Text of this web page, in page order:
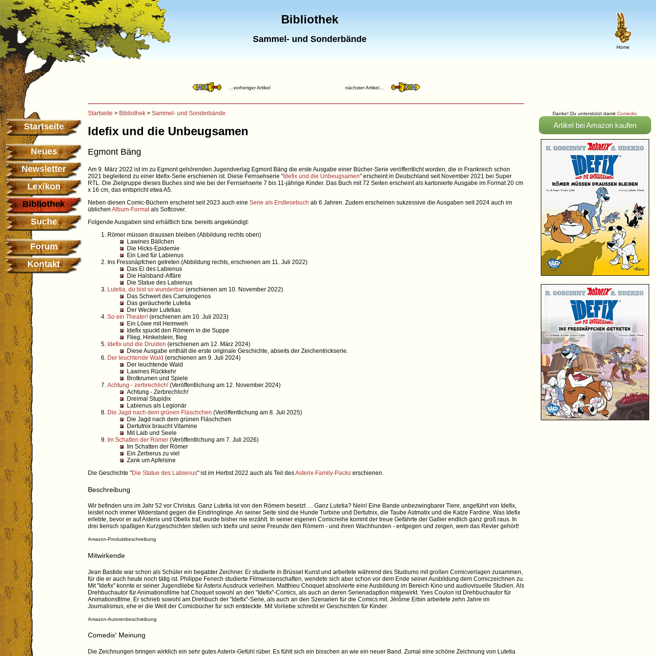
Home
Bibliothek
Sammel- und Sonderbände
Startseite
Neues
Newsletter
Lexikon
Bibliothek
Suche
Forum
Kontakt
...vorheriger Artikel nächster Artikel...
Startseite > Bibliothek > Sammel- und Sonderbände
Idefix und die Unbeugsamen
Egmont Bäng
Am 9. März 2022 ist im zu Egmont gehörenden Jugendverlag Egmont Bäng die erste Ausgabe einer Bücher-Serie veröffentlicht worden, die in Frankreich schon
2021 begleitend zu einer Idefix-Serie erschienen ist. Diese Fernsehserie " Idefix und die Unbeugsamen" erscheint in Deutschland seit November 2021 bei Super
RTL. Die Zielgruppe dieses Buches sind wie bei der Fernsehserie 7 bis 11-jährige Kinder. Das Buch mit 72 Seiten erscheint als kartonierte Ausgabe im Format 20 cm
x 16 cm, das entspricht etwa A5.
Neben diesen Comic-Büchern erscheint seit 2023 auch eine Serie als Erstlesebuch ab 6 Jahren. Zudem erscheinen sukzessive die Ausgaben seit 2024 auch im
üblichen Album-Formatals Softcover.
Folgende Ausgaben sind erhältlich bzw. bereits angekündigt:
Römer müssen draussen bleiben (Abbildung rechts oben)
Lawines Bällchen
Die Hicks-Epidemie
Ein Lied für Labienus
Ins Fressnäpfchen getreten (Abbildung rechts, erschienen am 11. Juli 2022)
Das Ei des Labienus
Die Halsband-Affäre
Die Statue des Labienus
Lutetia, du bist so wunderbar (erschienen am 10. November 2022)
Das Schwert des Camulogenos
Das geräucherte Lutetia
Der Wecker Lutetias
So ein Theater! (erschienen am 10. Juli 2023)
Ein Löwe mit Heimweh
Idefix spuckt den Römern in die Suppe
Flieg, Hinkelstein, flieg
Idefix und die Druiden (erschienen am 12. März 2024)
Diese Ausgabe enthält die erste originale Geschichte, abseits der Zeichentrickserie.
Der leuchtende Wald (erschienen am 9. Juli 2024)
Der leuchtende Wald
Lawines Rückkehr
Brotkrumen und Spiele
Achtung - zerbrechlich! (Veröffentlichung am 12. November 2024)
Achtung - Zerbrechlich!
Dreimal Stupidix
Labienus als Legionär
Die Jagd nach dem grünen Fläschchen (Veröffentlichung am 8. Juli 2025)
Die Jagd nach dem grünen Fläschchen
Dertutnix braucht Vitamine
Mit Laib und Seele
Im Schatten der Römer (Veröffentlichung am 7. Juli 2026)
Im Schatten der Römer
Ein Zerberus zu viel
Zank um Apfelsine
Die Geschichte "Die Statue des Labienus" ist im Herbst 2022 auch als Teil desAsterix-Family-Packs erschienen.
Beschreibung
Wir befinden uns im Jahr 52 vor Christus. Ganz Lutetia ist von den Römern besetzt … Ganz Lutetia? Nein! Eine Bande unbezwingbarer Tiere, angeführt von Idefix,
leistet noch immer Widerstand gegen die Eindringlinge. An seiner Seite sind die Hunde Turbine und Dertutnix, die Taube Astmatix und die Katze Fardine. Was Idefix
erlebte, bevor er auf Asterix und Obelix traf, wurde bisher nie erzählt. In seiner eigenen Comicreihe kommt der treue Gefährte der Gallier endlich ganz groß raus. In
drei tierisch spaßigen Kurzgeschichten stellen sich Idefix und seine Freunde den Römern - und ihren Wachhunden - entgegen und zeigen, wem das Revier gehört!
Amazon-Produktbeschreibung
Mitwirkende
Jean Bastide war schon als Schüler ein begabter Zeichner. Er studierte in Brüssel Kunst und arbeitete während des Studiums mit großen Comicverlagen zusammen,
für die er auch heute noch tätig ist. Philippe Fenech studierte Filmwissenschaften, wendete sich aber schon vor dem Ende seiner Ausbildung dem Comiczeichnen zu.
Mit "Idefix" konnte er seiner Jugendliebe für Asterix Ausdruck verleihen. Matthieu Choquet absolvierte eine Ausbildung im Bereich Kino und audiovisuelle Studien. Als
Drehbuchautor für Animationsfilme hat Choquet sowohl an den "Idefix"-Comics, als auch an deren Serienadaption mitgewirkt. Yves Coulon ist Drehbuchautor für
Animationsfilme. Er schrieb sowohl am Drehbuch der "Idefix"-Serie, als auch an den Szenarien für die Comics mit. Jérôme Erbin arbeitete zehn Jahre im
Journalismus, ehe er die Welt der Comicbücher für sich entdeckte. Mit Vorliebe schreibt er Geschichten für Kinder.
Amazon-Autorenbeschreibung
Comedix' Meinung
Die Zeichnungen bringen wirklich ein sehr gutes Asterix-Gefühl rüber. Es fühlt sich ein bisschen an wie ein neuer Band. Zumal eine schöne Zeichnung von Lutetia
Danke! Du unterstützt damit Comedix.
Artikel bei Amazon kaufen